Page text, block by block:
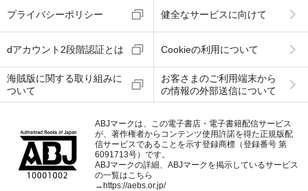
プライバシーポリシー 健全なサービスに向けて
dアカウント2段階認証とは Cookieの利用について
海賊版に関する取り組みに
ついて
お客さまのご利用端末から
の情報の外部送信について
ABJマークは、この電子書店・電子書籍配信サービス
が、著作権者からコンテンツ使用許諾を得た正規版配
信サービスであることを示す登録商標（登録番号 第
6091713号）です。
ABJマークの詳細、ABJマークを掲示しているサービス
の一覧はこちら
→https://aebs.or.jp/